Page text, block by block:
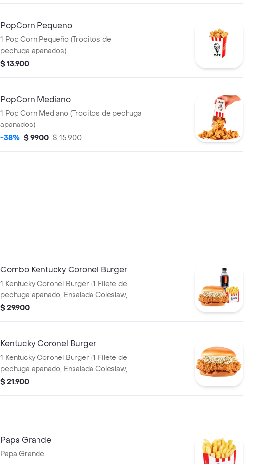
PopCorn Pequeno
1 Pop Corn Pequeño (Trocitos de
pechuga apanados)
$ 13.900
PopCorn Mediano
1 Pop Corn Mediano (Trocitos de pechuga
apanados)
-38% $ 9900 $ 15.900
Combo Kentucky Coronel Burger
1 Kentucky Coronel Burger (1 Filete de
pechuga apanado, Ensalada Coleslaw,
BBQ y mantequilla) + 1 Papa Pequeña + 1
$ 29.900
Kentucky Coronel Burger
1 Kentucky Coronel Burger (1 Filete de
pechuga apanado, Ensalada Coleslaw,
BBQ y mantequilla)
$ 21.900
Papa Grande
Papa Grande